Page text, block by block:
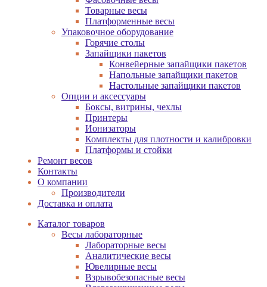
Товарные весы
Платформенные весы
Упаковочное оборудование
Горячие столы
Запайщики пакетов
Конвейерные запайщики пакетов
Напольные запайщики пакетов
Настольные запайщики пакетов
Опции и аксессуары
Боксы, витрины, чехлы
Принтеры
Ионизаторы
Комплекты для плотности и калибровки
Платформы и стойки
Ремонт весов
Контакты
О компании
Производители
Доставка и оплата
Каталог товаров
Весы лабораторные
Лабораторные весы
Аналитические весы
Ювелирные весы
Взрывобезопасные весы